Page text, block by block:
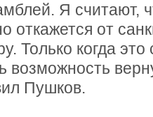
Я считают,
откажется от
Только когда это
возможность
Пушков.